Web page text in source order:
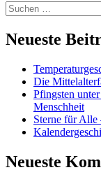
Suchen
nach:
Neueste
Die
Pfingsten
Menschheit
Sterne für Alle
Neueste